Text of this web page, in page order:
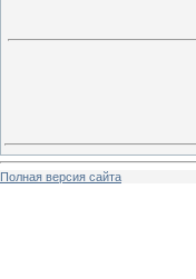
Полная версия сайта